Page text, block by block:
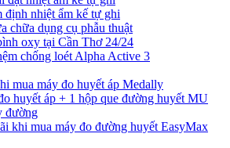
định nhiệt ẩm kế tự ghi
chữa dụng cụ phẫu thuật
oxy tại Cần Thơ 24/24
chống loét Alpha Active 3
mua máy đo huyết áp Medally
huyết áp + 1 hộp que đường huyết MU
đường
khi mua máy đo đường huyết EasyMax